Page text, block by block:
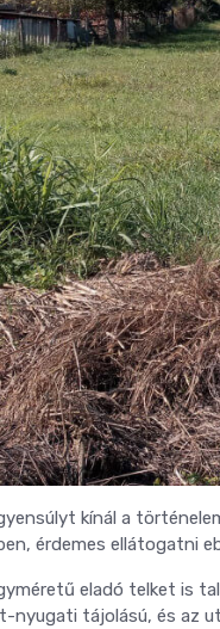
kínál a
érdemes ellátogatni
eladó telket is
nyugati tájolású, és az